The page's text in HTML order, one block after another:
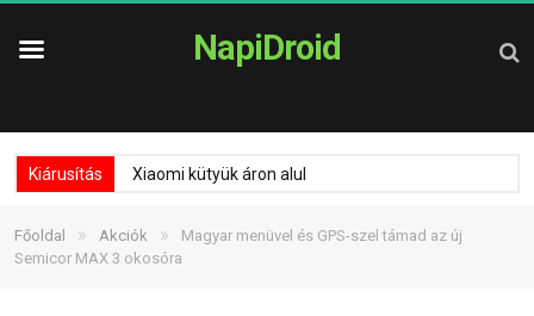
NapiDroid
Kiárusítás Xiaomi kütyük áron alul
Főoldal » Akciók »
Magyar menüvel és GPS-szel támad az új
Semicor MAX 3 okosóra